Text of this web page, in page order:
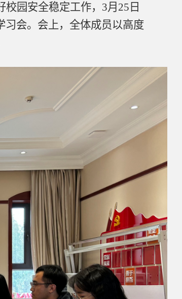
园安全稳定工作， 3月 25 日
习会。会上，全体成员以高度